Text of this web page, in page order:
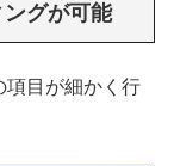
グが可能
項目が細かく行